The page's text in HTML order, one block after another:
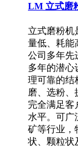
LM 立式磨
立式磨粉机
量低、耗能
公司多年先
多年的潜心
理可靠的结
磨、选粉、
完全满足客
水平。可广
矿等行业，
状、颗粒状